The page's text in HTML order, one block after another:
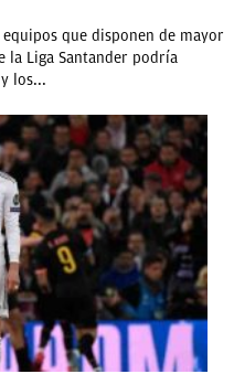
que disponen de mayor
la Liga Santander podría
los...